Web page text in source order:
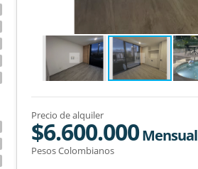
Precio de alquiler
$6.600.000Mensual
Pesos Colombianos